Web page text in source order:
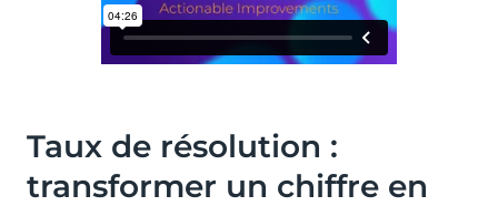
Taux de résolution :
transformer un chiffre en